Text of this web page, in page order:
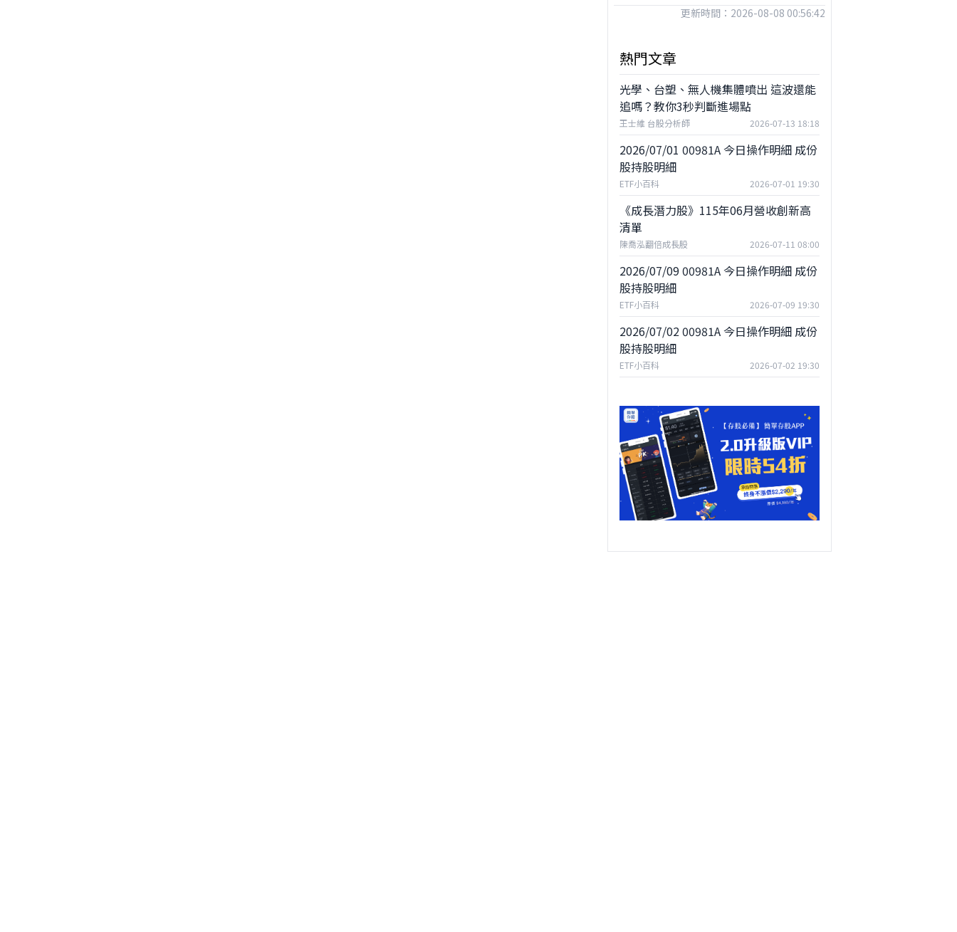
更新時間：2026-08-08 00:56:42
熱門文章
光學、台塑、無人機集體噴出 這波還能
追嗎？教你3秒判斷進場點
王士維 台股分析師 2026-07-13 18:18
2026/07/01 00981A 今日操作明細 成份
股持股明細
ETF小百科 2026-07-01 19:30
《成長潛力股》115年06月營收創新高
清單
陳喬泓翻倍成長股 2026-07-11 08:00
2026/07/09 00981A 今日操作明細 成份
股持股明細
ETF小百科 2026-07-09 19:30
2026/07/02 00981A 今日操作明細 成份
股持股明細
ETF小百科 2026-07-02 19:30